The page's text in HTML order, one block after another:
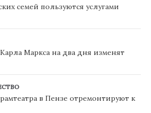
семей пользуются услугами
Маркса на два дня изменят
в Пензе отремонтируют к